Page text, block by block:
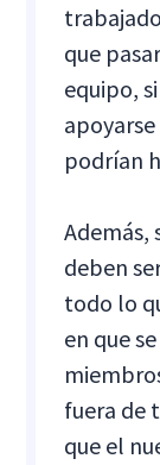
que
equipo,
podrían
Además,
deben
todo lo
en que
fuera de
que el